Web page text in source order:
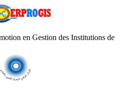
en Gestion des Institutions de